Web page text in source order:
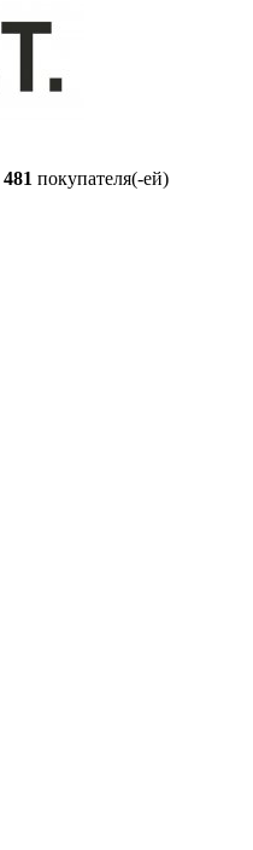
481 покупателя(-ей)